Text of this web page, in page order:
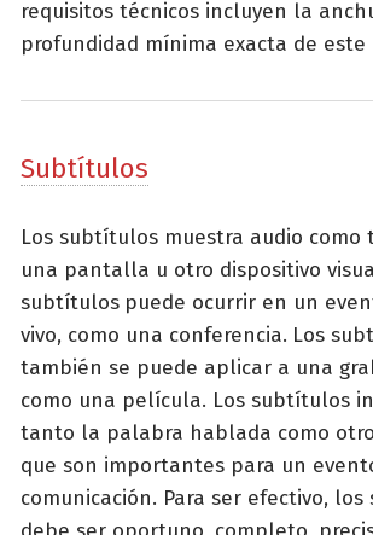
requisitos técnicos incluyen la
profundidad mínima exacta de este
Subtítulos
Los subtítulos muestra audio como
una pantalla u otro dispositivo
subtítulos puede ocurrir en un
vivo, como una conferencia. Los
también se puede aplicar a una
como una película. Los subtítulos
tanto la palabra hablada como
que son importantes para un
comunicación. Para ser efectivo,